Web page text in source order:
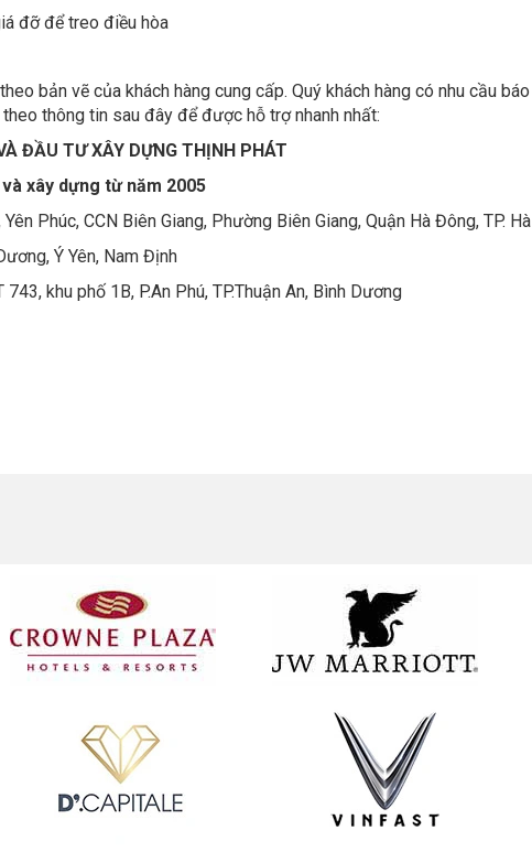
đỡ để treo điều hòa
bản vẽ của khách hàng cung cấp. Quý khách hàng có nhu cầu
thông tin sau đây để được hỗ trợ nhanh nhất:
ĐẦU TƯ XÂY DỰNG THỊNH PHÁT
xây dựng từ năm 2005
Yên Phúc, CCN Biên Giang, Phường Biên Giang, Quận Hà Đông, TP.
Ý Yên, Nam Định
khu phố 1B, P.An Phú, TP.Thuận An, Bình Dương